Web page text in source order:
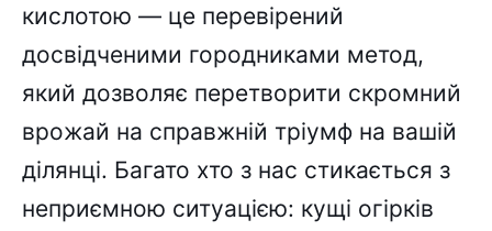
кислотою — це перевірений
досвідченими городниками метод,
який дозволяє перетворити скромний
врожай на справжній тріумф на вашій
ділянці. Багато хто з нас стикається з
неприємною ситуацією: кущі огірків